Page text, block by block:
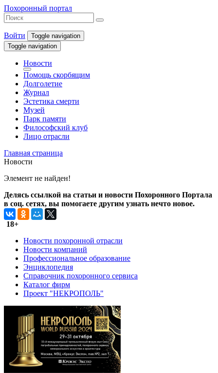
Похоронный портал
Войти
Toggle navigation
Toggle navigation
Новости
Помощь скорбящим
Долголетие
Журнал
Эстетика смерти
Музей
Парк памяти
Философский клуб
Лицо отрасли
Главная страница
Новости
Элемент не найден!
Делясь ссылкой на статьи и новости Похоронного Портала
в соц. сетях, вы помогаете другим узнать нечто новое.
18+
Новости похоронной отрасли
Новости компаний
Профессиональное образование
Энциклопедия
Справочник похоронного сервиса
Каталог фирм
Проект "НЕКРОПОЛЬ"